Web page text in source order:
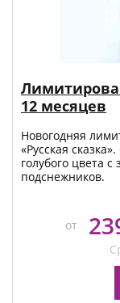
12 месяцев
Новогодняя
«Русская
голубого цвета
подснежников.
от